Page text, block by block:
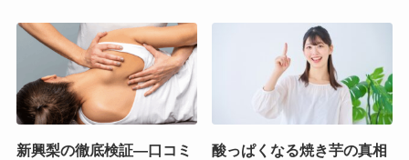
新興梨の徹底検証―口コミ
酸っぱくなる焼き芋の真相